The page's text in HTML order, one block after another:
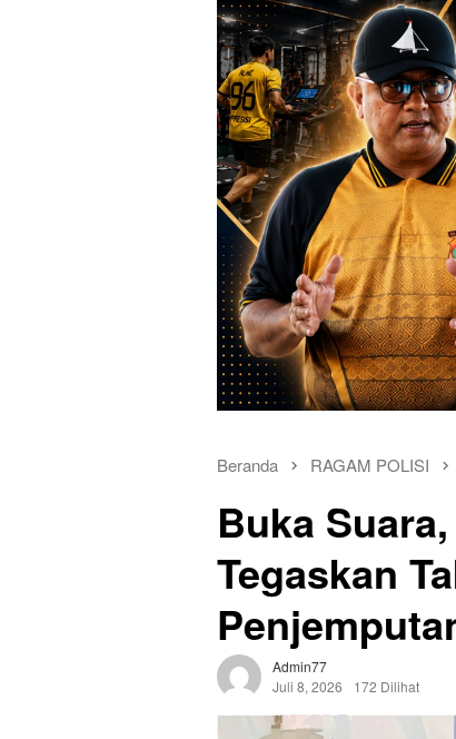
Beranda RAGAM POLISI
Buka
Tegaskan
Admin77
Juli 8, 2026
172 Dilihat